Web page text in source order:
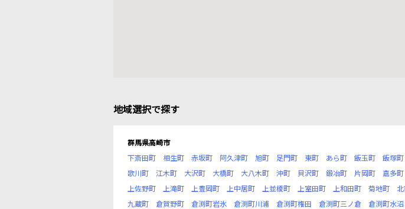
地域選択で探す
群馬県高崎市
下斎田町
相生町 赤坂町 阿久津町 旭町 足門町 東町 あら町 飯玉町 飯塚町
歌川町
江木町 大沢町 大橋町 大八木町 沖町 貝沢町 鍛冶町 片岡町 嘉多町
上佐野町
上滝町 上豊岡町 上中居町 上並榎町 上室田町 上和田町 菊地町
九蔵町
倉賀野町 倉渕町岩氷 倉渕町川浦 倉渕町権田 倉渕町三ノ倉 倉渕町水沼